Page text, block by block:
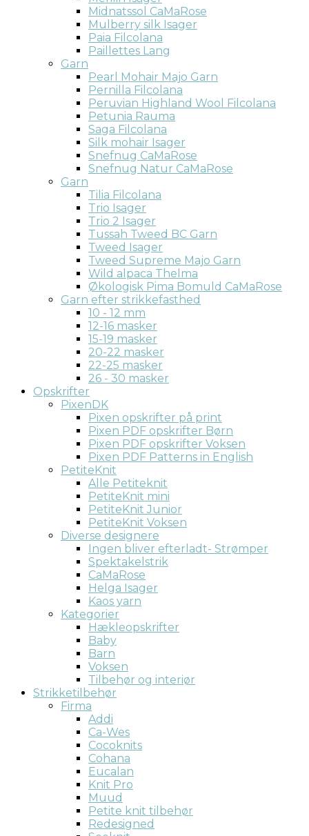
Midnatssol CaMaRose
Mulberry silk Isager
Paia Filcolana
Paillettes Lang
Garn
Pearl Mohair Majo Garn
Pernilla Filcolana
Peruvian Highland Wool Filcolana
Petunia Rauma
Saga Filcolana
Silk mohair Isager
Snefnug CaMaRose
Snefnug Natur CaMaRose
Garn
Tilia Filcolana
Trio Isager
Trio 2 Isager
Tussah Tweed BC Garn
Tweed Isager
Tweed Supreme Majo Garn
Wild alpaca Thelma
Økologisk Pima Bomuld CaMaRose
Garn efter strikkefasthed
10 - 12 mm
12-16 masker
15-19 masker
20-22 masker
22-25 masker
26 - 30 masker
Opskrifter
PixenDK
Pixen opskrifter på print
Pixen PDF opskrifter Børn
Pixen PDF opskrifter Voksen
Pixen PDF Patterns in English
PetiteKnit
Alle Petiteknit
PetiteKnit mini
PetiteKnit Junior
PetiteKnit Voksen
Diverse designere
Ingen bliver efterladt- Strømper
Spektakelstrik
CaMaRose
Helga Isager
Kaos yarn
Kategorier
Hækleopskrifter
Baby
Barn
Voksen
Tilbehør og interiør
Strikketilbehør
Firma
Addi
Ca-Wes
Cocoknits
Cohana
Eucalan
Knit Pro
Muud
Petite knit tilbehør
Redesigned